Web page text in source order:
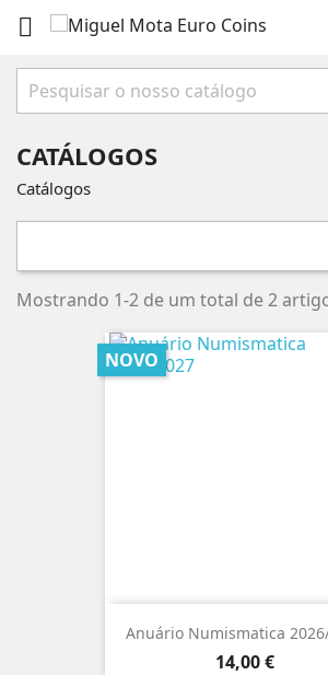

CATÁLOGOS
Catálogos
Mostrando 1-2 de um total de 2
Anuário Numismatica
Preço
14,00 €
NOVO